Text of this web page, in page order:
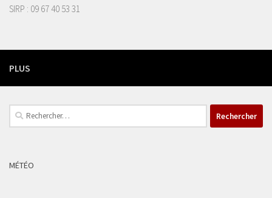
SIRP : 09 67 40 53 31
PLUS
Rechercher :
MÉTÉO